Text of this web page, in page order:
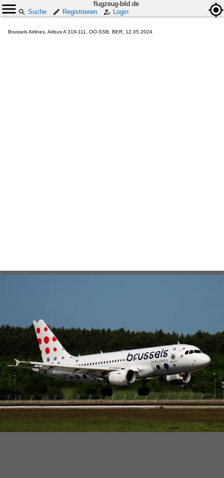
flugzeug-bild.de
Suche
Registrieren Login
Brussels Airlines, Airbus A 319-111, OO-SSB, BER, 12.05.2024